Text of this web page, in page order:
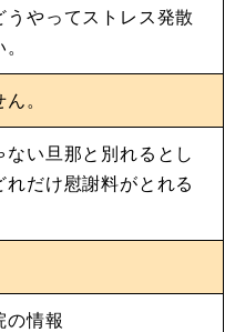
やってストレス発散
。
い旦那と別れるとし
だけ慰謝料がとれる
の情報